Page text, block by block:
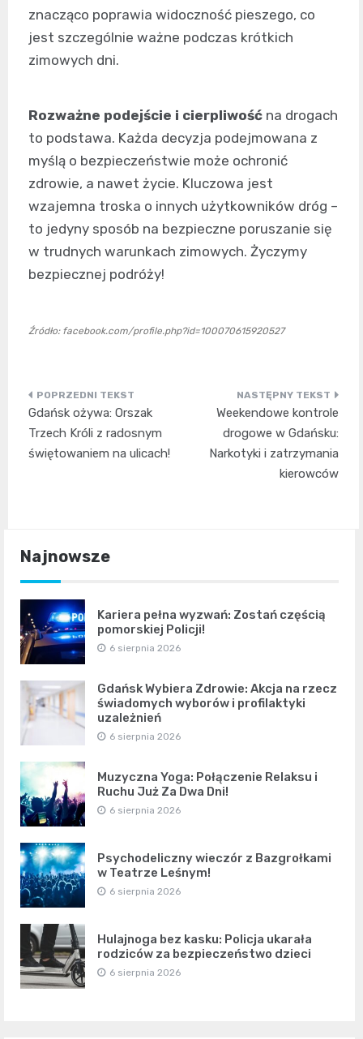
znacząco poprawia widoczność pieszego, co
jest szczególnie ważne podczas krótkich
zimowych dni.
Rozważne podejście i cierpliwość na drogach
to podstawa. Każda decyzja podejmowana z
myślą o bezpieczeństwie może ochronić
zdrowie, a nawet życie. Kluczowa jest
wzajemna troska o innych użytkowników dróg –
to jedyny sposób na bezpieczne poruszanie się
w trudnych warunkach zimowych. Życzymy
bezpiecznej podróży!
Źródło: facebook.com/profile.php?id=100070615920527
Nawigacja
wpisu
Gdańsk ożywa: Orszak
Trzech Króli z radosnym
świętowaniem na ulicach!
Weekendowe kontrole
drogowe w Gdańsku:
Narkotyki i zatrzymania
kierowców
Najnowsze
Kariera pełna wyzwań: Zostań częścią
pomorskiej Policji!
6 sierpnia 2026
Gdańsk Wybiera Zdrowie: Akcja na rzecz
świadomych wyborów i profilaktyki
uzależnień
6 sierpnia 2026
Muzyczna Yoga: Połączenie Relaksu i
Ruchu Już Za Dwa Dni!
6 sierpnia 2026
Psychodeliczny wieczór z Bazgrołkami
w Teatrze Leśnym!
6 sierpnia 2026
Hulajnoga bez kasku: Policja ukarała
rodziców za bezpieczeństwo dzieci
6 sierpnia 2026